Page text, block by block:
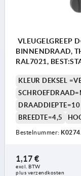
VLEUGELGREEP
BINNENDRAAD,
RAL7021,
KLEUR DEKSEL
DRAADDIEPTE=10
BREEDTE=4,5
Bestelnummer:
1,17 €
excl. BTW
plus verzendkosten